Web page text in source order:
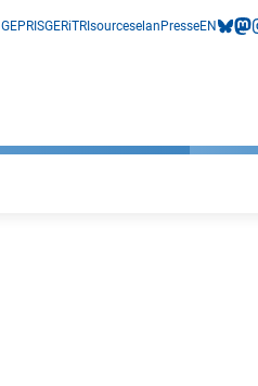
GEPRISGERiTRIsourceselan PresseEN